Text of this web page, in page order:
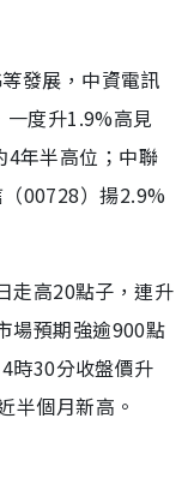
發展，中資電訊
度升1.9%高見
年半高位；中聯
00728）揚2.9%
走高20點子，連升
場預期強逾900點
時30分收盤價升
半個月新高。